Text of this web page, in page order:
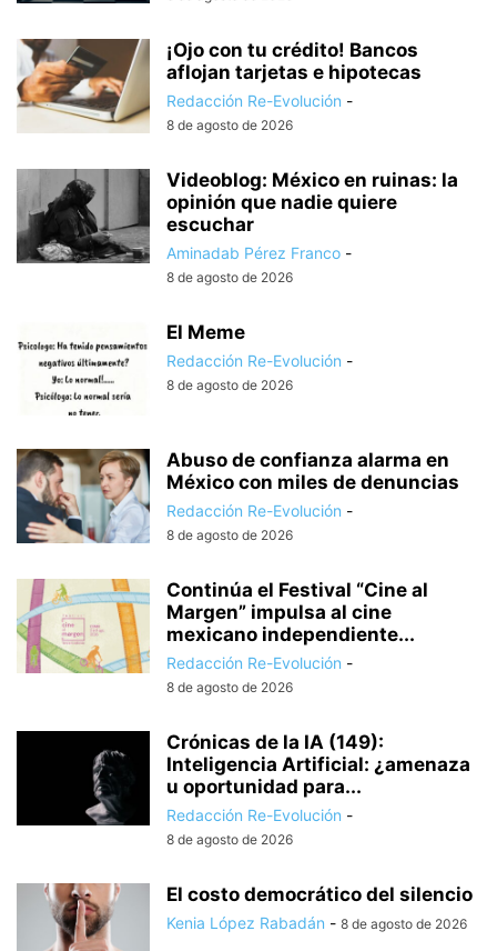
¡Ojo con tu crédito! Bancos
aflojan tarjetas e hipotecas
Redacción Re-Evolución -
8 de agosto de 2026
Videoblog: México en ruinas: la
opinión que nadie quiere
escuchar
Aminadab Pérez Franco -
8 de agosto de 2026
El Meme
Redacción Re-Evolución -
8 de agosto de 2026
Abuso de confianza alarma en
México con miles de denuncias
Redacción Re-Evolución -
8 de agosto de 2026
Continúa el Festival “Cine al
Margen” impulsa al cine
mexicano independiente...
Redacción Re-Evolución -
8 de agosto de 2026
Crónicas de la IA (149):
Inteligencia Artificial: ¿amenaza
u oportunidad para...
Redacción Re-Evolución -
8 de agosto de 2026
El costo democrático del silencio
Kenia López Rabadán - 8 de agosto de 2026